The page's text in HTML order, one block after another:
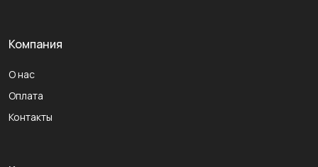
Компания
О нас
Оплата
Контакты